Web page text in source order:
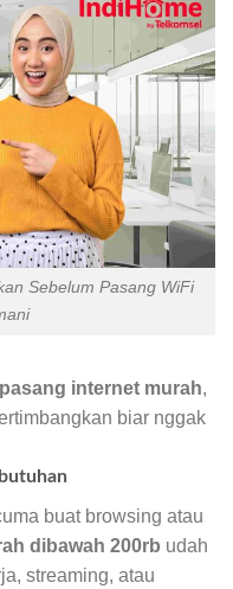
Sebelum Pasang WiFi
pasang internet murah,
biar nggak
buat browsing atau
dibawah 200rb udah
streaming, atau